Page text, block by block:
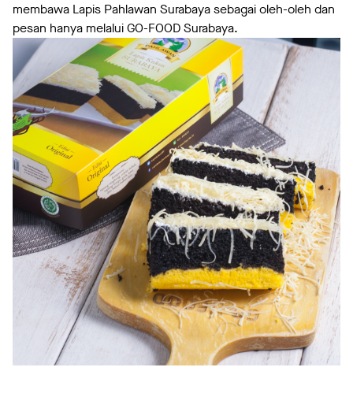
membawa Lapis Pahlawan Surabaya sebagai oleh-oleh dan
pesan hanya melalui GO-FOOD Surabaya.